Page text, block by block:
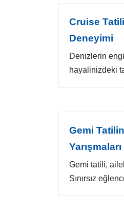
Cruise
Deneyimi
Denizlerin
hayalinizdeki
Gemi
Yarışmaları
Gemi tatili,
Sınırsız